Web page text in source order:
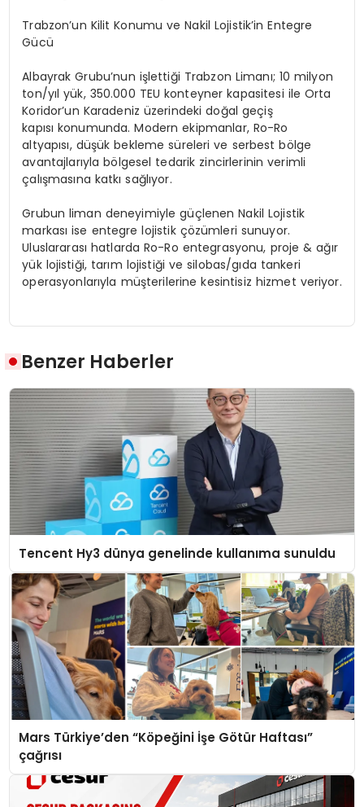
Trabzon’un Kilit Konumu ve Nakil Lojistik’in Entegre
Gücü
Albayrak Grubu’nun işlettiği Trabzon Limanı; 10 milyon
ton/yıl yük, 350.000 TEU konteyner kapasitesi ile Orta
Koridor’un Karadeniz üzerindeki doğal geçiş
kapısı konumunda. Modern ekipmanlar, Ro-Ro
altyapısı, düşük bekleme süreleri ve serbest bölge
avantajlarıyla bölgesel tedarik zincirlerinin verimli
çalışmasına katkı sağlıyor.
Grubun liman deneyimiyle güçlenen Nakil Lojistik
markası ise entegre lojistik çözümleri sunuyor.
Uluslararası hatlarda Ro-Ro entegrasyonu, proje & ağır
yük lojistiği, tarım lojistiği ve silobas/gıda tankeri
operasyonlarıyla müşterilerine kesintisiz hizmet veriyor.
Benzer Haberler
Tencent Hy3 dünya genelinde kullanıma sunuldu
Mars Türkiye’den “Köpeğini İşe Götür Haftası”
çağrısı